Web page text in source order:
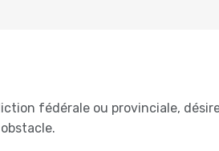
fédérale ou provinciale,